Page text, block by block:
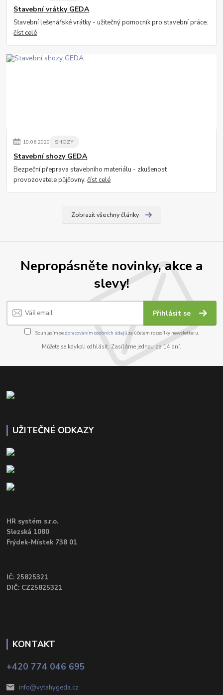
Stavební vrátky GEDA
Stavební lešenářské vrátky - užitečný pomocník pro stavební práce.
číst celé
10.06.2020 SHOZY
Stavební shozy GEDA
Bezpeční přeprava stavebního materiálu - zkušenost
provozovatele půjčovny.číst celé
Zobrazit všechny články
Nepropásněte novinky, akce a
slevy!
Přihlásit se
Souhlasím se zpracováním osobních údajůza účelem rozesílky newsletteru.
Můžete se kdykoli odhlásit. Zasíláme jednou za 14 dní.
UŽITEČNÉ ODKAZY
HR systém s.r.o.
Slezská 1080
Frýdek-Místek 738 01
IČ: 25825321
DIČ: CZ25825321
KONTAKT
+420 774 046 695
info@vytahygeda.cz